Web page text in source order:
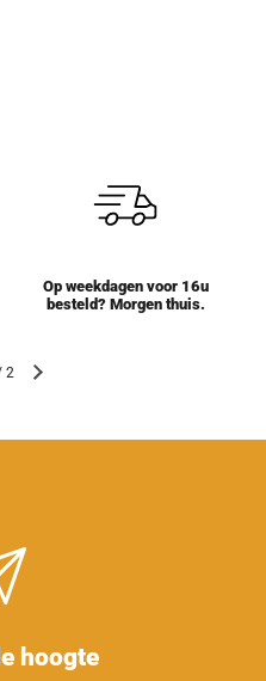
Op weekdagen voor 16u
besteld? Morgen thuis.
2
hoogte